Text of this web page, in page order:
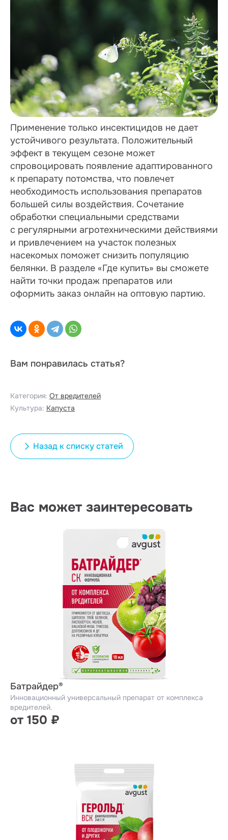
Применение только инсектицидов не дает
устойчивого результата. Положительный
эффект в текущем сезоне может
спровоцировать появление адаптированного
к препарату потомства, что повлечет
необходимость использования препаратов
большей силы воздействия. Сочетание
обработки специальными средствами
с регулярными агротехническими действиями
и привлечением на участок полезных
насекомых поможет снизить популяцию
белянки. В разделе «Где купить» вы сможете
найти точки продаж препаратов или
оформить заказ онлайн на оптовую партию.
Вам понравилась статья?
Категория: От вредителей
Культура: Капуста
Назад к списку статей
Вас может заинтересовать
Батрайдер®
Инновационный универсальный препарат от комплекса
вредителей.
от 150 ₽